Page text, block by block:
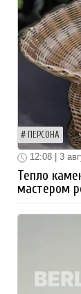
ПЕРСОНА
12:08 | 3
Тепло
мастером